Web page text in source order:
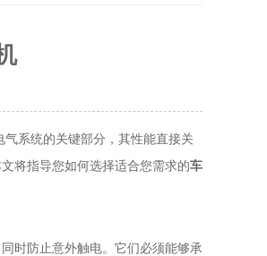
系统的关键部分，其性能直接关
将指导您如何选择适合您需求的车
时防止意外触电。它们必须能够承